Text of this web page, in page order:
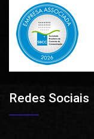
Redes Sociais